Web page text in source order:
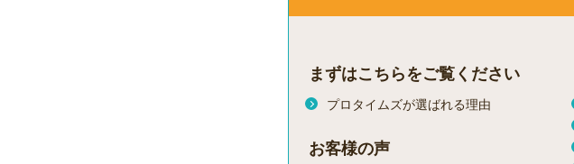
まずはこちらをご覧ください
プロタイムズが選ばれる理由
お客様の声